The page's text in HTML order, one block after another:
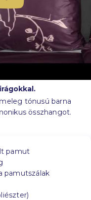
tónusú barna
összhangot.
pamut
pamutszálak